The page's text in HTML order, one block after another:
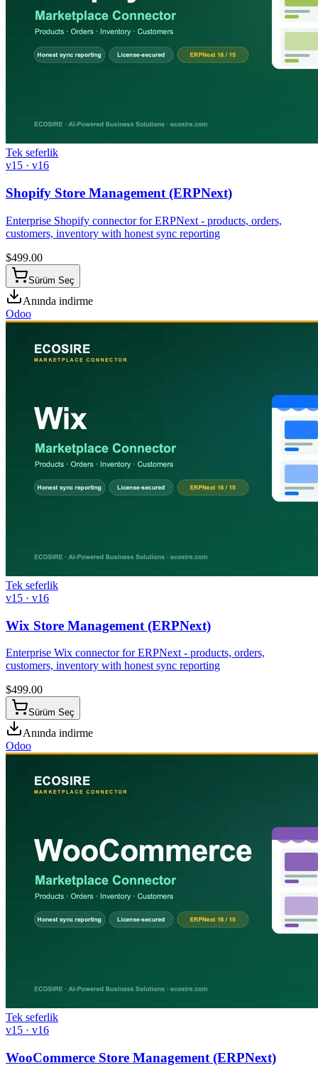
Tek seferlik
v15 · v16
Shopify Store Management (ERPNext)
Enterprise Shopify connector for ERPNext - products, orders,
customers, inventory with honest sync reporting
$499.00
Sürüm Seç
Anında indirme
Odoo
Tek seferlik
v15 · v16
Wix Store Management (ERPNext)
Enterprise Wix connector for ERPNext - products, orders,
customers, inventory with honest sync reporting
$499.00
Sürüm Seç
Anında indirme
Odoo
Tek seferlik
v15 · v16
WooCommerce Store Management (ERPNext)